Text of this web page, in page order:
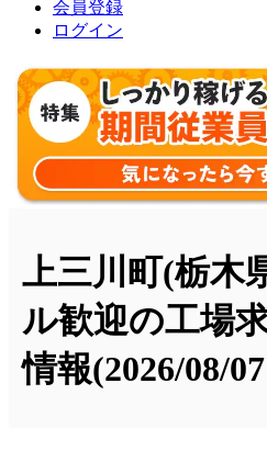
会員登録
ログイン
上三川町(栃木
ル歓迎の工場
情報(2026/08/